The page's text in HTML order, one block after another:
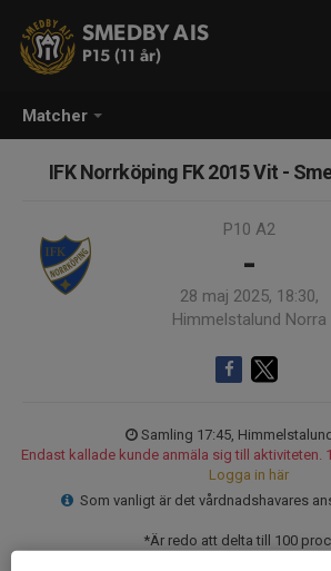
Matcher
SMEDBY AIS
P15 (11 år)
IFK Norrköping FK 2015 Vit -
P10 A2
-
28 maj 2025, 18:30,
Himmelstalund Norra
Samling 17:45,
Endast kallade kunde anmäla sig till aktiviteten.
Logga in här
Som vanligt är det vårdnadshavares
*Är redo att delta till 100